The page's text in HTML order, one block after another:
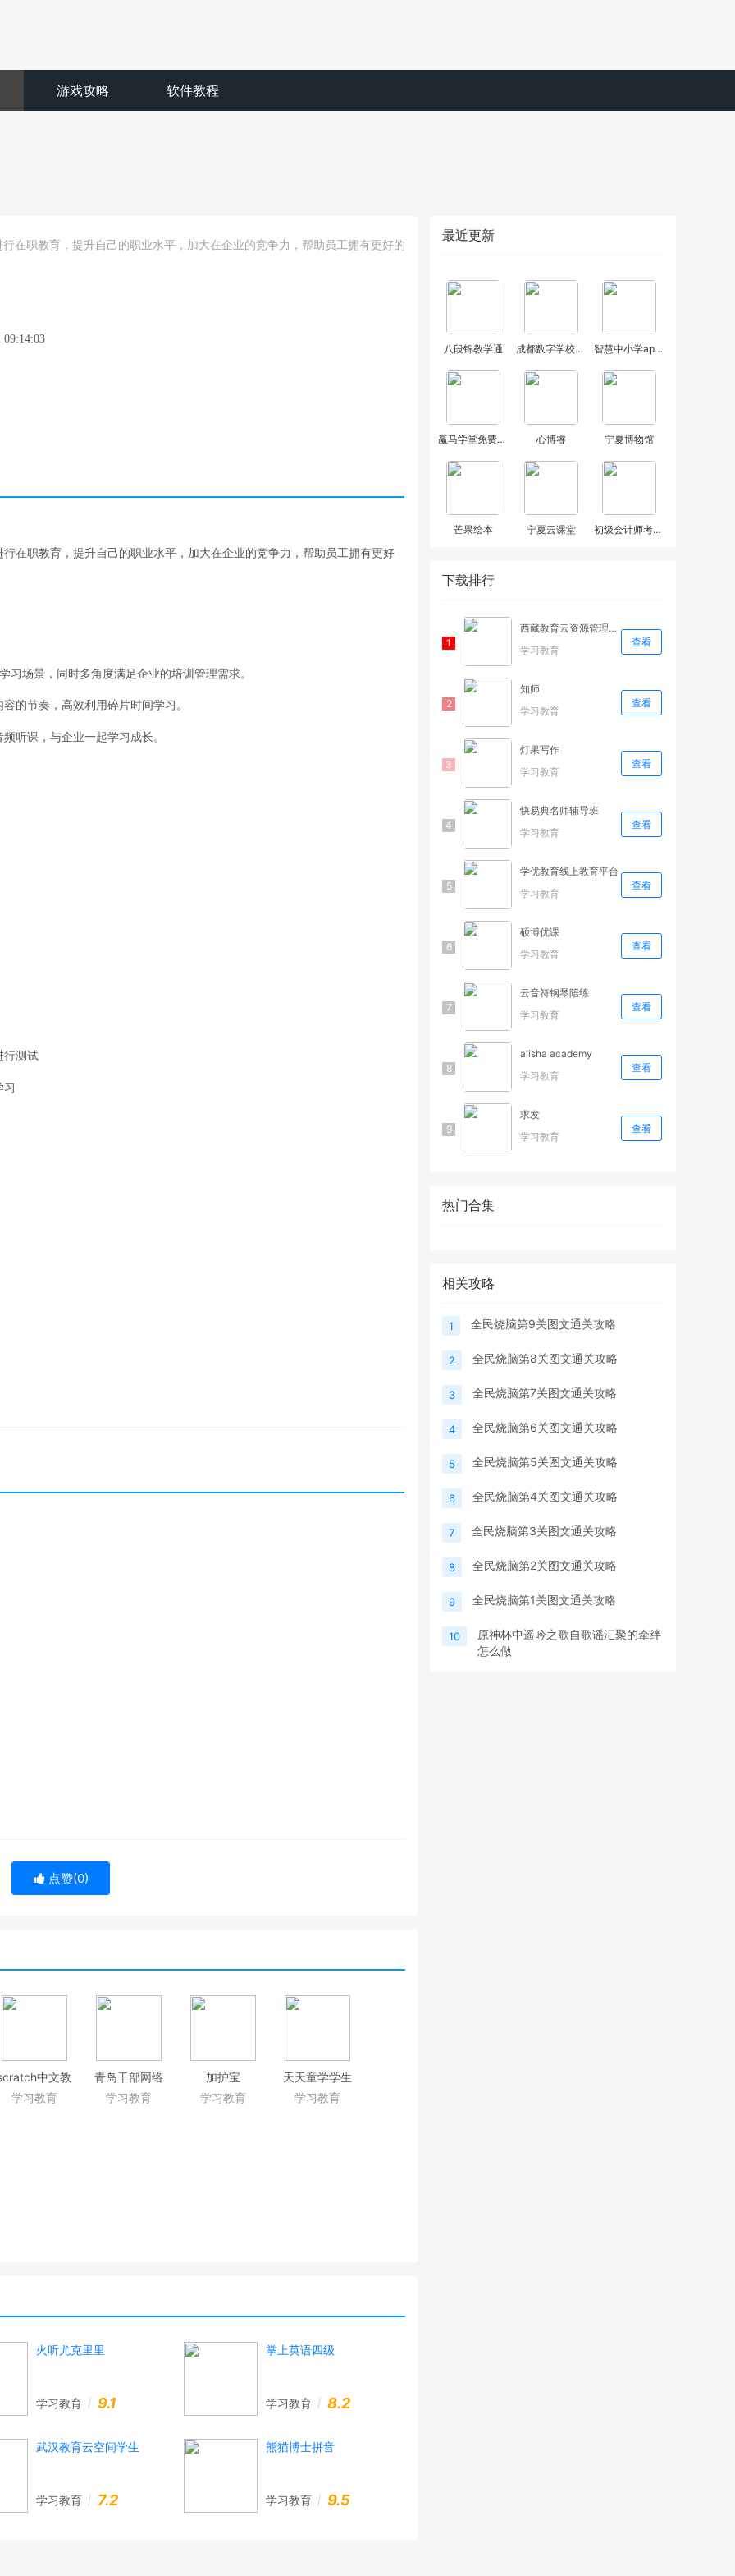
游戏攻略 软件教程
在职教育，提升自己的职业水平，加大在企业的竞争力，帮助员工拥有更好的
09:14:03
在职教育，提升自己的职业水平，加大在企业的竞争力，帮助员工拥有更好
习场景，同时多角度满足企业的培训管理需求。
的节奏，高效利用碎片时间学习。
听课，与企业一起学习成长。
行测试
习
点赞(0)
中文教
程
学习教育
青岛干部网络
学院
学习教育
加护宝
学习教育
天天童学学生
端
学习教育
火听尤克里里
学习教育 9.1
掌上英语四级
学习教育 8.2
武汉教育云空间学生
学习教育 7.2
熊猫博士拼音
学习教育 9.5
最近更新
八段锦教学通 成都数字学校卓鹿 智慧中小学app2022圣诞版
赢马学堂免费课程 心博睿 宁夏博物馆
芒果绘本 宁夏云课堂 初级会计师考试焚题库
下载排行
西藏教育云资源管理平台
学习教育
查看
知师
学习教育
查看
灯果写作
学习教育
查看
快易典名师辅导班
学习教育
查看
学优教育线上教育平台
学习教育
查看
硕博优课
学习教育
查看
云音符钢琴陪练
学习教育
查看
alisha academy
学习教育
查看
求发
学习教育
查看
热门合集
相关攻略
1 全民烧脑第9关图文通关攻略
2 全民烧脑第8关图文通关攻略
3 全民烧脑第7关图文通关攻略
4 全民烧脑第6关图文通关攻略
5 全民烧脑第5关图文通关攻略
6 全民烧脑第4关图文通关攻略
7 全民烧脑第3关图文通关攻略
8 全民烧脑第2关图文通关攻略
9 全民烧脑第1关图文通关攻略
10
原神杯中遥吟之歌自歌谣汇聚的牵绊
怎么做